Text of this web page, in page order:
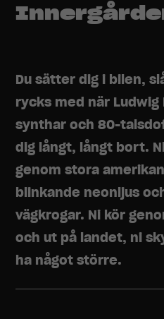
Du sätter dig i bilen,
rycks med när
synthar och 80-
dig långt, långt bort.
genom stora
blinkande neonljus
vägkrogar. Ni kör
och ut på landet, ni
ha något större.